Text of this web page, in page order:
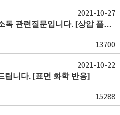
안녕하세요 DBD 플라즈마 소독 관련질문입니다. [상압 플라즈마 임피던스, matching]
13700
2021-10-27
립니다. [표면 화학 반응]
15288
2021-10-22